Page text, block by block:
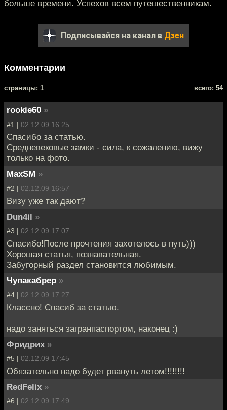
больше времени. Успехов всем путешественникам.
Подписывайся на канал в Дзен
Комментарии
cтраницы: 1 всего: 54
rookie60 »
#1 | 02.12.09 16:25
Спасибо за статью.
Средневековые замки - сила, к сожалению, вижу
только на фото.
MaxSM »
#2 | 02.12.09 16:57
Визу уже так дают?
Dun4il »
#3 | 02.12.09 17:07
Спасибо!После прочтения захотелось в путь)))
Хорошая статья, познавательная.
Забугорный раздел становится любимым.
Чупакабрер »
#4 | 02.12.09 17:27
Классно! Спасиб за статью.
надо заняться загранпаспортом, наконец :)
Фридрих »
#5 | 02.12.09 17:45
Обязательно надо будет рвануть летом!!!!!!!!
RedFelix »
#6 | 02.12.09 17:49